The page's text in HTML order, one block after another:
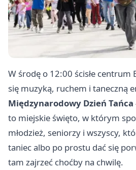
W środę o 12:00 ścisłe centrum
się muzyką, ruchem i taneczną
Międzynarodowy Dzień Tańca
to miejskie święto, w którym
młodzież, seniorzy i wszyscy,
taniec albo po prostu dać się
tam zajrzeć choćby na chwilę.